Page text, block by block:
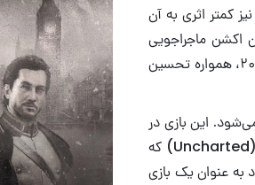
کمتر اثری به آن
اکشن ماجراجویی
سوم شخص، از اصالت و جذابیت بالایی برخوردار است و از زمان عرضه در سال ۲۰۱۵، همواره تحسین
این بازی در
بند ایده تجربه سینمایی خود اسیر شده است. برخلاف شاهکارهایی نظیر آنچارتد (Uncharted) که
به عنوان یک بازی